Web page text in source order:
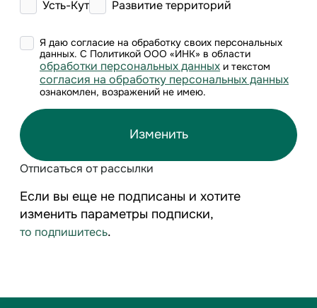
Усть-Кут
Развитие территорий
Я даю согласие на обработку своих персональных
данных. С Политикой ООО «ИНК» в области
обработки персональных данных и текстом
согласия на обработку персональных данных
ознакомлен, возражений не имею.
Изменить
Отписаться от рассылки
Если вы еще не подписаны и хотите
изменить параметры подписки,
то подпишитесь.